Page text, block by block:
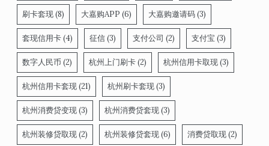
刷卡套现(8) 大嘉购APP (6) 大嘉购邀请码(3)
套现信用卡(4) 征信(3) 支付公司 (2) 支付宝 (3)
数字人民币 (2) 杭州上门刷卡(2) 杭州信用卡取现(3)
杭州信用卡套现(21) 杭州刷卡套现(3)
杭州消费贷变现(3) 杭州消费贷套现(3)
杭州装修贷取现(2) 杭州装修贷套现(6) 消费贷取现(2)